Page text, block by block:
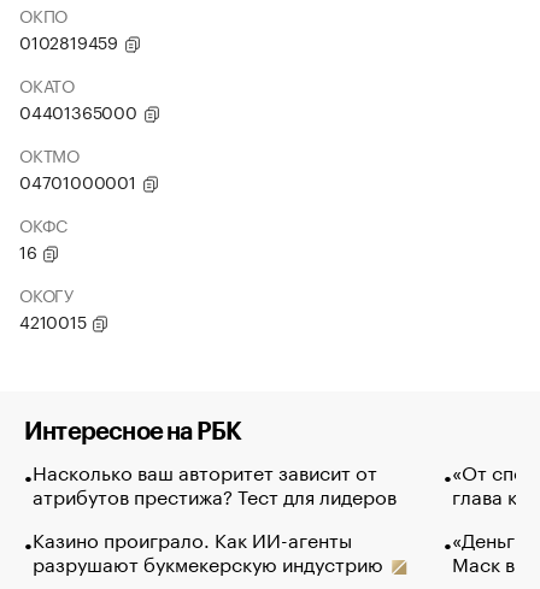
ОКПО
0102819459
ОКАТО
04401365000
ОКТМО
04701000001
ОКФС
16
ОКОГУ
4210015
Интересное на РБК
Насколько ваш авторитет зависит от
атрибутов престижа? Тест для лидеров
Казино проиграло. Как ИИ-агенты
разрушают букмекерскую индустрию
«От
глава
«Деньги
Маск в